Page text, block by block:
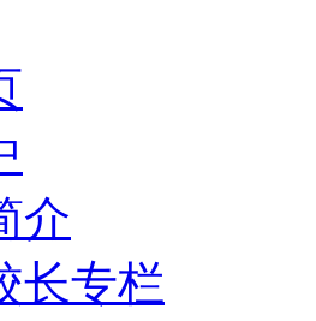
介
长专栏